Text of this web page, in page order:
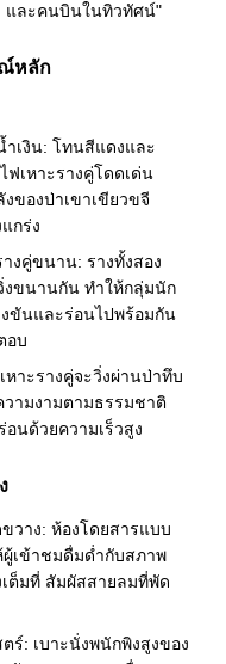
และคนบินในทิวทัศน์"
หลัก
เงิน: โทนสีแดงและ
ฟเหาะรางคู่โดดเด่น
ของป่าเขาเขียวขจี
กร่ง
งคู่ขนาน: รางทั้งสอง
งขนานกัน ทำให้กลุ่มนัก
ขันและร่อนไปพร้อมกัน
อบ
หาะรางคู่จะวิ่งผ่านป่าทึบ
วามงามตามธรรมชาติ
อนด้วยความเร็วสูง
วาง: ห้องโดยสารแบบ
ผู้เข้าชมดื่มด่ำกับสภาพ
ต็มที่ สัมผัสสายลมที่พัด
ร์: เบาะนั่งพนักพิงสูงของ